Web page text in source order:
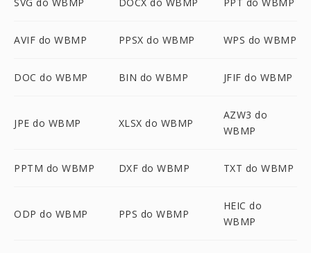
AVIF do WBMP PPSX do WBMP WPS do WBMP
DOC do WBMP BIN do WBMP JFIF do WBMP
JPE do WBMP XLSX do WBMP
AZW3 do
WBMP
PPTM do WBMP DXF do WBMP TXT do WBMP
ODP do WBMP PPS do WBMP
HEIC do
WBMP